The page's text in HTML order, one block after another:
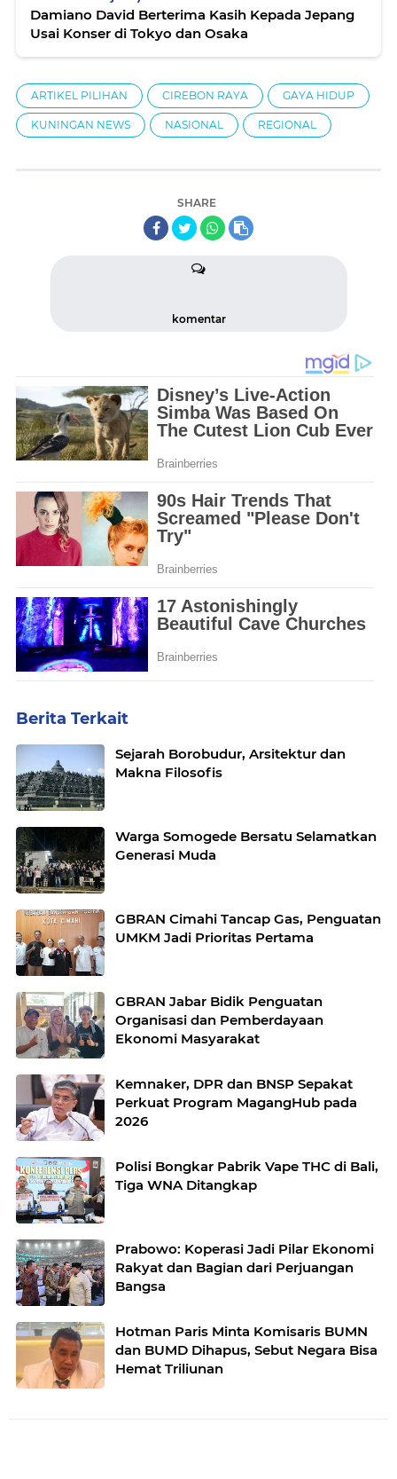
Damiano David Berterima Kasih Kepada Jepang
Usai Konser di Tokyo dan Osaka
ARTIKEL PILIHAN CIREBON RAYA GAYA HIDUP
KUNINGAN NEWS NASIONAL REGIONAL
SHARE
komentar
Berita Terkait
Sejarah Borobudur, Arsitektur dan
Makna Filosofis
Warga Somogede Bersatu Selamatkan
Generasi Muda
GBRAN Cimahi Tancap Gas, Penguatan
UMKM Jadi Prioritas Pertama
GBRAN Jabar Bidik Penguatan
Organisasi dan Pemberdayaan
Ekonomi Masyarakat
Kemnaker, DPR dan BNSP Sepakat
Perkuat Program MagangHub pada
2026
Polisi Bongkar Pabrik Vape THC di Bali,
Tiga WNA Ditangkap
Prabowo: Koperasi Jadi Pilar Ekonomi
Rakyat dan Bagian dari Perjuangan
Bangsa
Hotman Paris Minta Komisaris BUMN
dan BUMD Dihapus, Sebut Negara Bisa
Hemat Triliunan